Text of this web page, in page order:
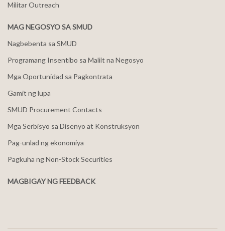
Militar Outreach
MAG NEGOSYO SA SMUD
Nagbebenta sa SMUD
Programang Insentibo sa Maliit na Negosyo
Mga Oportunidad sa Pagkontrata
Gamit ng lupa
SMUD Procurement Contacts
Mga Serbisyo sa Disenyo at Konstruksyon
Pag-unlad ng ekonomiya
Pagkuha ng Non-Stock Securities
MAGBIGAY NG FEEDBACK